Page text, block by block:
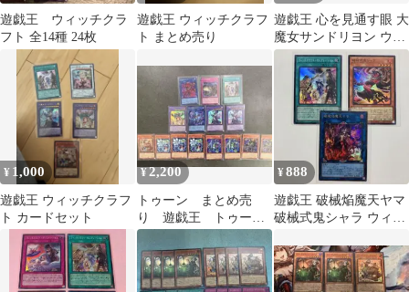
遊戯王 ウィッチクラ
フト 全14種 24枚
遊戯王 ウィッチクラフ
ト まとめ売り
遊戯王 心を見通す眼 大
魔女サンドリヨン ウィ
ッチクラフト シークレ
ット
¥ 1,000
遊戯王 ウィッチクラフ
ト カードセット
¥2,200
トゥーン まとめ売
り 遊戯王 トゥーン
ウィッチクラフト
¥888
遊戯王 破械焔魔天ヤマ
破械式鬼シャラ ウィッ
ーション